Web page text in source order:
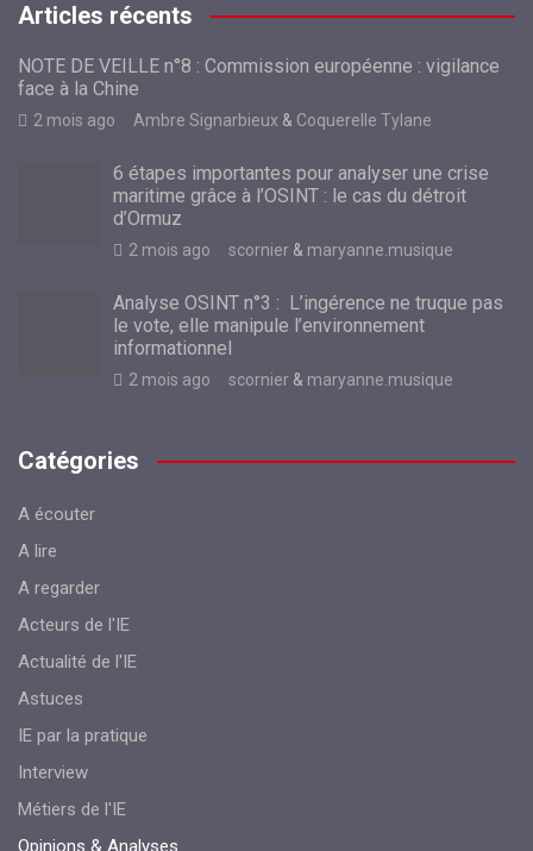
Articles récents
NOTE DE VEILLE n°8 : Commission européenne : vigilance
face à la Chine
2 mois ago Ambre Signarbieux & Coquerelle Tylane
6 étapes importantes pour analyser une crise
maritime grâce à l’OSINT : le cas du détroit
d’Ormuz
2 mois ago scornier & maryanne.musique
Analyse OSINT n°3 : L’ingérence ne truque pas
le vote, elle manipule l’environnement
informationnel
2 mois ago scornier & maryanne.musique
Catégories
A écouter
A lire
A regarder
Acteurs de l'IE
Actualité de l'IE
Astuces
IE par la pratique
Interview
Métiers de l'IE
Opinions & Analyses